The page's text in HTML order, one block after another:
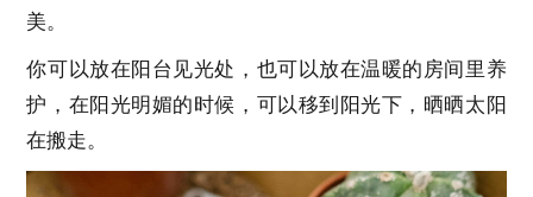
美。
你可以放在阳台见光处，也可以放在温暖的房间里养
护，在阳光明媚的时候，可以移到阳光下，晒晒太阳
在搬走。